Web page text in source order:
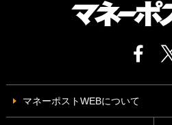
マネーポストWEBについて